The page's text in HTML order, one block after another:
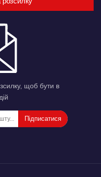
щоб бути в
Підписатися